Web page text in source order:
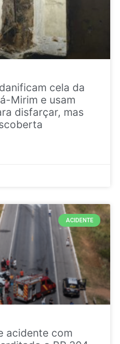
cela da
Mirim e usam
disfarçar, mas
ACIDENTE
acidente com